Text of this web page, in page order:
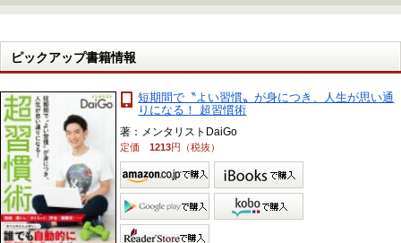
ピックアップ書籍情報
短期間で〝よい習慣〟が身につき、人生が思い通
りになる！ 超習慣術
著：メンタリストDaiGo
定価1213円（税抜）